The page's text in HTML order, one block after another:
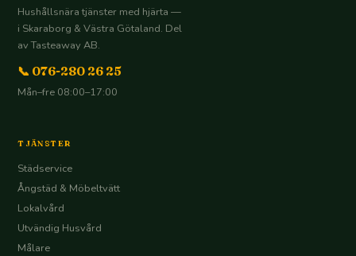
Hushållsnära tjänster med hjärta —
i Skaraborg & Västra Götaland. Del
av Tasteaway AB.
📞 076-280 26 25
Mån–fre 08:00–17:00
TJÄNSTER
Städservice
Ångstäd & Möbeltvätt
Lokalvård
Utvändig Husvård
Målare